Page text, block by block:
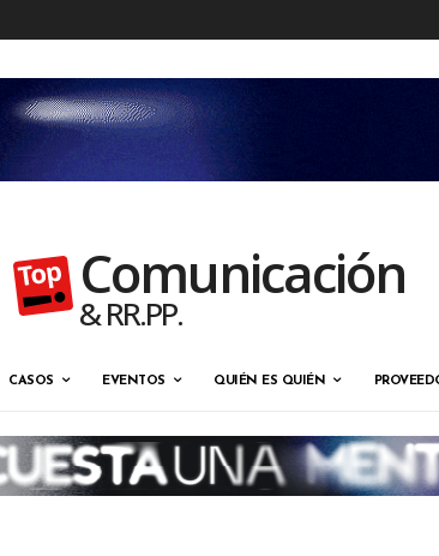
Comunicación
& RR.PP.
CASOS EVENTOS QUIÉN ES QUIÉN